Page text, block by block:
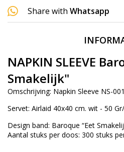
Share with Whatsapp
NAPKIN SLEEVE
Smakelijk"
Omschrijving: Napkin Sleeve NS-001
Servet: Airlaid 40x40 cm. wit - 50
Design band: Baroque “Eet
Aantal stuks per doos: 300 stuks